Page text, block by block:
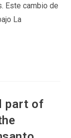
Este cambio de
La
part of